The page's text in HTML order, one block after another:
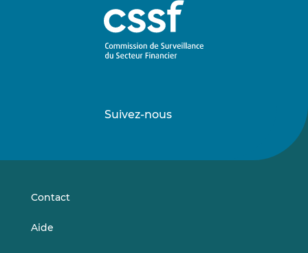
Suivez-nous
sursur
Contact
Aide